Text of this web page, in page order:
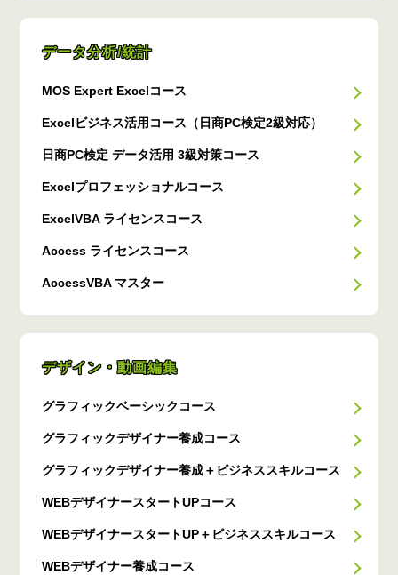
データ分析/統計
MOS Expert Excelコース
Excelビジネス活用コース（日商PC検定2級対応）
日商PC検定 データ活用 3級対策コース
Excelプロフェッショナルコース
ExcelVBA ライセンスコース
Access ライセンスコース
AccessVBA マスター
デザイン・動画編集
グラフィックベーシックコース
グラフィックデザイナー養成コース
グラフィックデザイナー養成＋ビジネススキルコース
WEBデザイナースタートUPコース
WEBデザイナースタートUP＋ビジネススキルコース
WEBデザイナー養成コース